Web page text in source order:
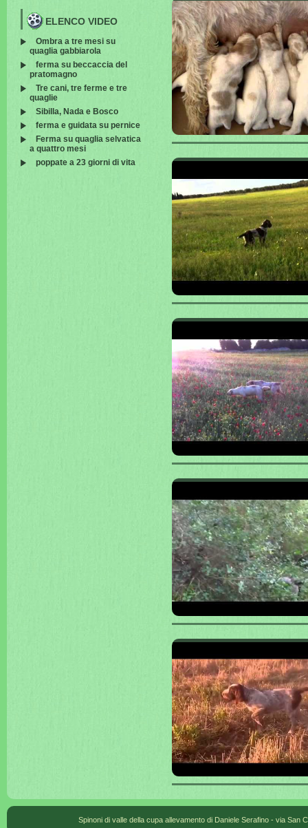
ELENCO VIDEO
Ombra a tre mesi su
quaglia gabbiarola
ferma su beccaccia del
pratomagno
Tre cani, tre ferme e tre
quaglie
Sibilla, Nada e Bosco
ferma e guidata su pernice
Ferma su quaglia selvatica
a quattro mesi
poppate a 23 giorni di vita
Spinoni di valle della cupa allevamento di Daniele Serafino - via